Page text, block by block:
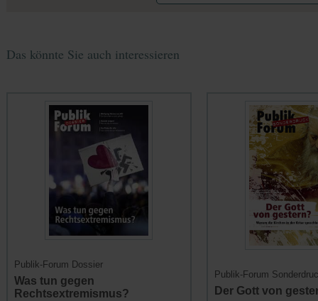
Das könnte Sie auch interessieren
Publik-Forum Dossier
Was tun gegen
Rechtsextremismus?
Publik-Forum
Der Gott von